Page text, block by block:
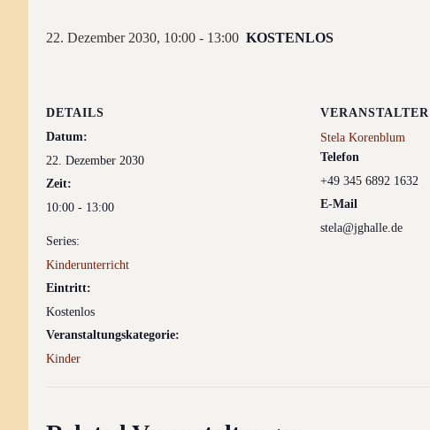
22. Dezember 2030, 10:00 - 13:00 KOSTENLOS
DETAILS
Datum:
22. Dezember 2030
Zeit:
10:00 - 13:00
Series:
Kinderunterricht
Eintritt:
Kostenlos
Veranstaltungskategorie:
Kinder
VERANSTALTER
Stela Korenblum
Telefon
+49 345 6892 1632
E-Mail
stela@jghalle.de